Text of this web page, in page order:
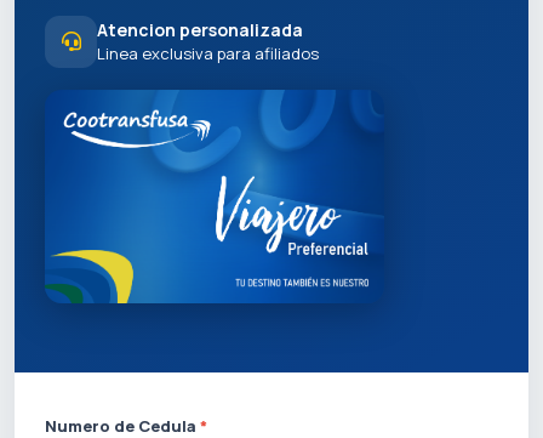
Atencion personalizada
Linea exclusiva para afiliados
Numero de Cedula *